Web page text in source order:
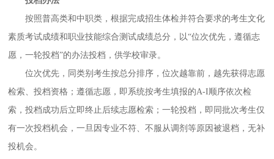
按照普高类和中职类，根据完成招生体检并符合要求的考生文化
素质考试成绩和职业技能综合测试成绩总分，以“位次优先，遵循志
愿，一轮投档”的办法投档，供学校审录。
位次优先，同类别考生按总分排序，位次越靠前，越先获得志愿
检索、投档资格；遵循志愿，即系统按考生填报的A-I顺序依次检
索，投档成功后立即终止后续志愿检索；一轮投档，即同批次考生仅
有一次投档机会，一旦因专业不符、不服从调剂等原因被退档，无补
投机会。